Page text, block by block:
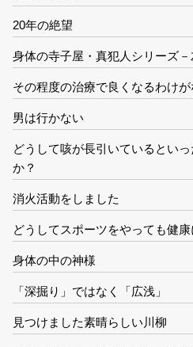
20年の絶望
身体の寺子屋・真犯人シリーズ－
その程度の治療で良くなるわけが
男は行かない
どうして咳が長引いているとい
か？
消火活動をしました
どうしてスポーツをやっても健
身体の中の神様
「深掘り」ではなく「広浅」
見つけました素晴らしい川柳